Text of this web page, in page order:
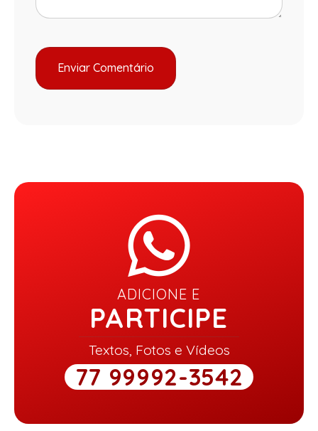
ADICIONE E
PARTICIPE
Textos, Fotos e Vídeos
77 99992-3542